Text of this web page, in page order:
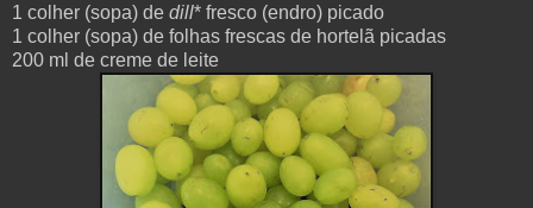
1 colher (sopa) de dill* fresco (endro) picado
1 colher (sopa) de folhas frescas de hortelã picadas
200 ml de creme de leite